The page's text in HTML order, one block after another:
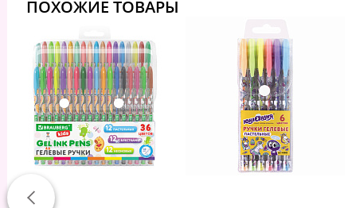
ПОХОЖИЕ ТОВАРЫ